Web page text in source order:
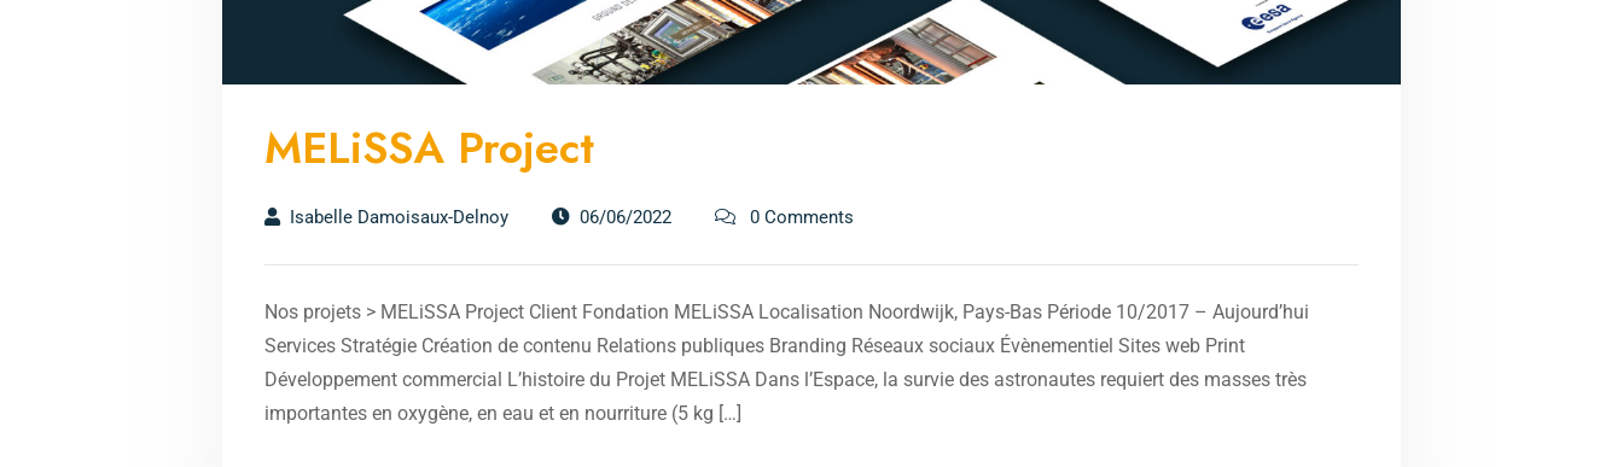
MELiSSA Project
Isabelle Damoisaux-Delnoy 06/06/2022 0 Comments
Nos projets > MELiSSA Project Client Fondation MELiSSA Localisation Noordwijk, Pays-Bas Période 10/2017 – Aujourd’hui
Services Stratégie Création de contenu Relations publiques Branding Réseaux sociaux Évènementiel Sites web Print
Développement commercial L’histoire du Projet MELiSSA Dans l’Espace, la survie des astronautes requiert des masses très
importantes en oxygène, en eau et en nourriture (5 kg […]